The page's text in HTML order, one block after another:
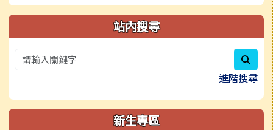
站內搜尋
進階搜尋
新生專區